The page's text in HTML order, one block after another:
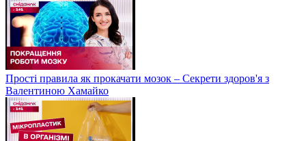
Прості правила як прокачати мозок – Секрети здоров'я з
Валентиною Хамайко